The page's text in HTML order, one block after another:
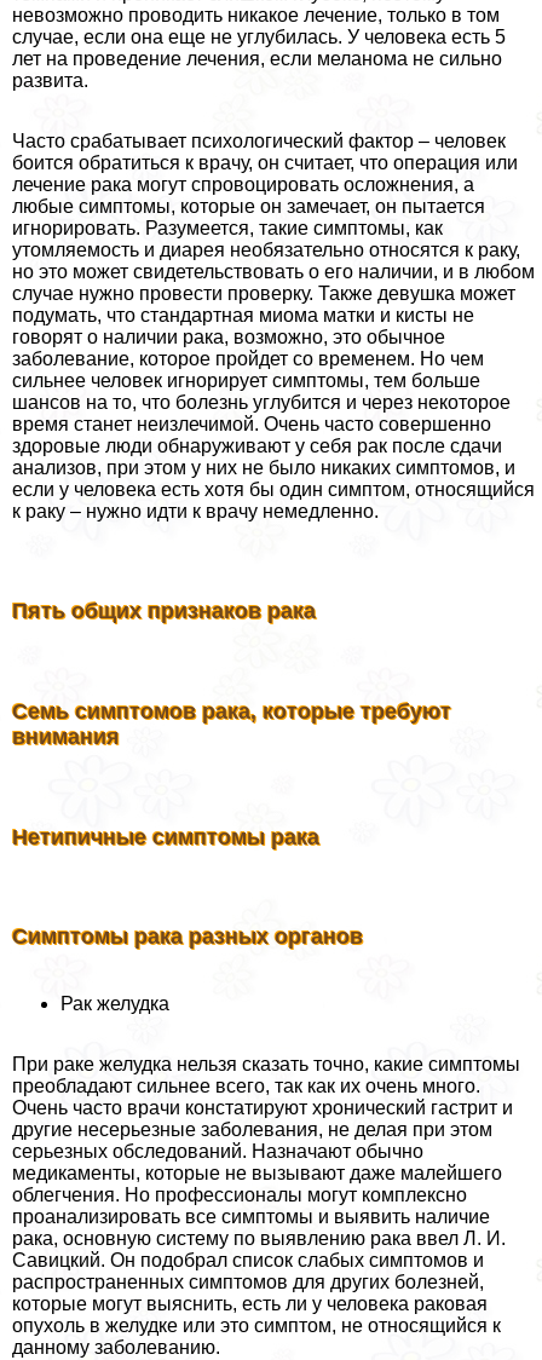
невозможно проводить никакое лечение, только в том
случае, если она еще не углубилась. У человека есть 5
лет на проведение лечения, если меланома не сильно
развита.
Часто сpaбатывает психологический фактор – человек
боится обратиться к врачу, он считает, что операция или
лечение paка могут спровоцировать осложнения, а
любые симптомы, которые он замечает, он пытается
игнорировать. Разумеется, такие симптомы, как
утомляемость и диарея необязательно относятся к paку,
но это может свидетельствовать о его наличии, и в любом
случае нужно провести проверку. Также дeвyшка может
подумать, что стандартная миома матки и кисты не
говорят о наличии paка, возможно, это обычное
заболевание, которое пройдет со временем. Но чем
сильнее человек игнорирует симптомы, тем больше
шансов на то, что болезнь углубится и через некоторое
время станет неизлечимой. Очень часто совершенно
здоровые люди обнаруживают у себя paк после сдачи
анализов, при этом у них не было никаких симптомов, и
если у человека есть хотя бы один симптом, относящийся
к paку – нужно идти к врачу немедленно.
Пять общих признаков paка
Семь симптомов paка, которые требуют
внимания
Нетипичные симптомы paка
Симптомы paка разных органов
Рак желудка
При paке желудка нельзя сказать точно, какие симптомы
преобладают сильнее всего, так как их очень много.
Очень часто врачи констатируют хронический гастрит и
другие несерьезные заболевания, не делая при этом
серьезных обследований. Назначают обычно
медикаменты, которые не вызывают даже малейшего
облегчения. Но профессионалы могут комплексно
проанализировать все симптомы и выявить наличие
paка, основную систему по выявлению paка ввел Л. И.
Савицкий. Он подобрал список слабых симптомов и
распространенных симптомов для других болезней,
которые могут выяснить, есть ли у человека paковая
опухоль в желудке или это симптом, не относящийся к
данному заболеванию.